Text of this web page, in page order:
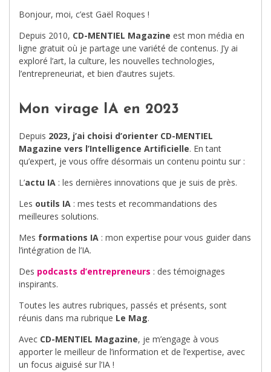
Bonjour, moi, c’est Gaël Roques !
Depuis 2010, CD-MENTIEL Magazine est mon média en
ligne gratuit où je partage une variété de contenus. J’y ai
exploré l’art, la culture, les nouvelles technologies,
l’entrepreneuriat, et bien d’autres sujets.
Mon virage IA en 2023
Depuis 2023, j’ai choisi d’orienter CD-MENTIEL
Magazine vers l’Intelligence Artificielle. En tant
qu’expert, je vous offre désormais un contenu pointu sur :
L’actu IA : les dernières innovations que je suis de près.
Les outils IA : mes tests et recommandations des
meilleures solutions.
Mes formations IA : mon expertise pour vous guider dans
l’intégration de l’IA.
Des podcasts d’entrepreneurs : des témoignages
inspirants.
Toutes les autres rubriques, passés et présents, sont
réunis dans ma rubrique Le Mag.
Avec CD-MENTIEL Magazine, je m’engage à vous
apporter le meilleur de l’information et de l’expertise, avec
un focus aiguisé sur l’IA !